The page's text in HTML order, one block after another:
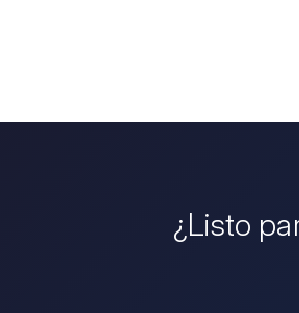
¿Listo